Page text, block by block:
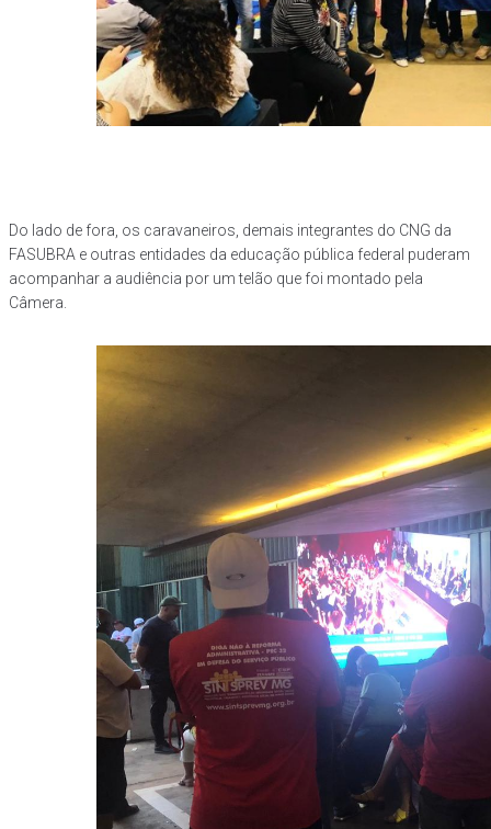
Do lado de fora, os caravaneiros, demais integrantes do CNG da
FASUBRA e outras entidades da educação pública federal puderam
acompanhar a audiência por um telão que foi montado pela
Câmera.